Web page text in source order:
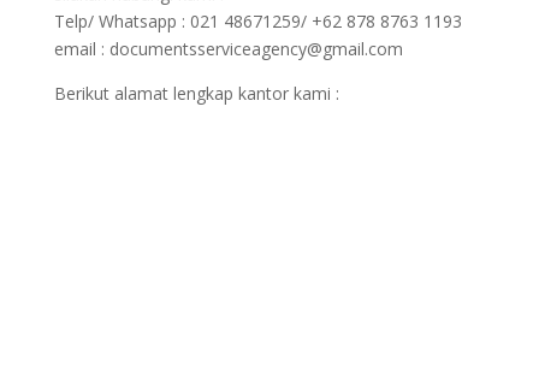
Telp/ Whatsapp : 021 48671259/ +62 878 8763 1193
email : documentsserviceagency@gmail.com
Berikut alamat lengkap kantor kami :